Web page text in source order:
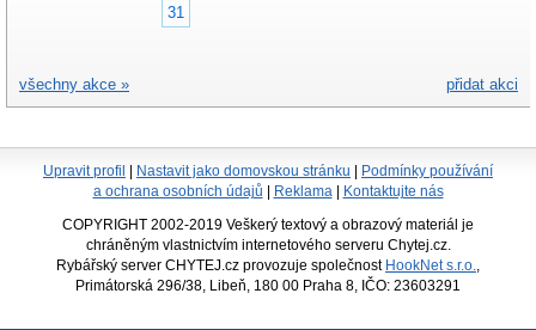
31
přidat akci
všechny akce »
Upravit profil Nastavit jako domovskou stránku
Podmínky používání
a ochrana osobních údajů
Reklama Kontaktujte nás
COPYRIGHT 2002-2019 Veškerý textový a obrazový materiál je
chráněným vlastnictvím internetového serveru Chytej.cz.
Rybářský server CHYTEJ.cz provozuje společnost HookNet s.r.o.
Primátorská 296/38, Libeň, 180 00 Praha 8, IČO: 23603291